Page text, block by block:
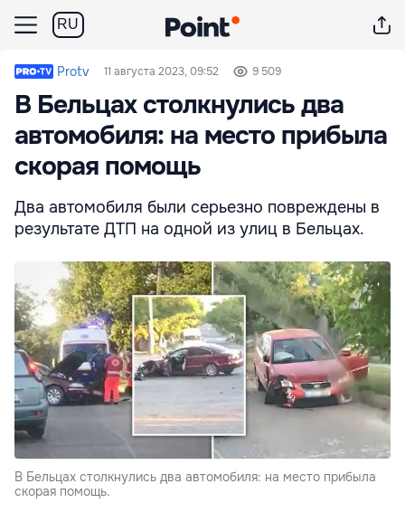
RU
Protv 11 августа 2023, 09:52 9 509
В Бельцах столкнулись два
автомобиля: на место прибыла
скорая помощь
Два автомобиля были серьезно повреждены в
результате ДТП на одной из улиц в Бельцах.
В Бельцах столкнулись два автомобиля: на место прибыла
скорая помощь.